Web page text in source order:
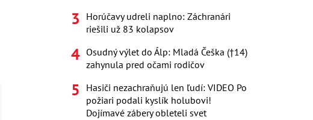
Horúčavy udreli naplno: Záchranári
riešili už 83 kolapsov
Osudný výlet do Álp: Mladá Češka (†14)
zahynula pred očami rodičov
Hasiči nezachraňujú len ľudí: VIDEO Po
požiari podali kyslík holubovi!
Dojímavé zábery obleteli svet